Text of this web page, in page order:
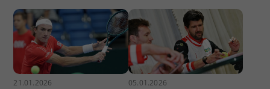
21.01.2026 05.01.2026